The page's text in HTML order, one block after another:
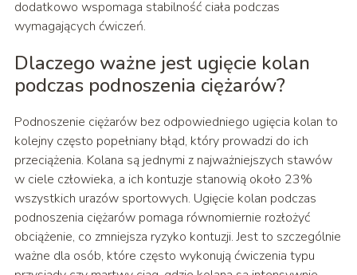
dodatkowo wspomaga stabilność ciała podczas
wymagających ćwiczeń.
Dlaczego ważne jest ugięcie kolan
podczas podnoszenia ciężarów?
Podnoszenie ciężarów bez odpowiedniego ugięcia kolan to
kolejny często popełniany błąd, który prowadzi do ich
przeciążenia. Kolana są jednymi z najważniejszych stawów
w ciele człowieka, a ich kontuzje stanowią około 23%
wszystkich urazów sportowych. Ugięcie kolan podczas
podnoszenia ciężarów pomaga równomiernie rozłożyć
obciążenie, co zmniejsza ryzyko kontuzji. Jest to szczególnie
ważne dla osób, które często wykonują ćwiczenia typu